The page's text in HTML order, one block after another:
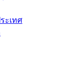
ะเทศ